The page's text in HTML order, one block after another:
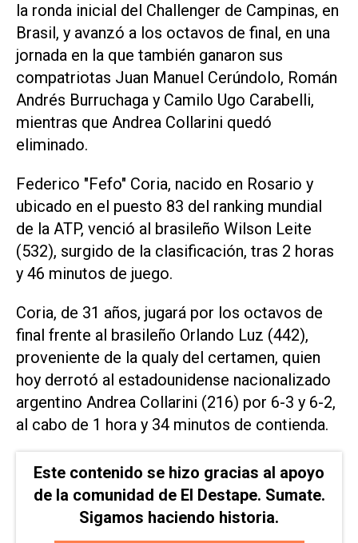
la ronda inicial del Challenger de Campinas, en
Brasil, y avanzó a los octavos de final, en una
jornada en la que también ganaron sus
compatriotas Juan Manuel Cerúndolo, Román
Andrés Burruchaga y Camilo Ugo Carabelli,
mientras que Andrea Collarini quedó
eliminado.
Federico "Fefo" Coria, nacido en Rosario y
ubicado en el puesto 83 del ranking mundial
de la ATP, venció al brasileño Wilson Leite
(532), surgido de la clasificación, tras 2 horas
y 46 minutos de juego.
Coria, de 31 años, jugará por los octavos de
final frente al brasileño Orlando Luz (442),
proveniente de la qualy del certamen, quien
hoy derrotó al estadounidense nacionalizado
argentino Andrea Collarini (216) por 6-3 y 6-2,
al cabo de 1 hora y 34 minutos de contienda.
Este contenido se hizo gracias al apoyo
de la comunidad de El Destape. Sumate.
Sigamos haciendo historia.